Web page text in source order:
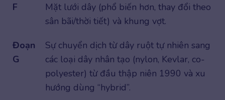
F
Mặt lưới dây (phổ biến hơn, thay đổi theo
sân bãi/thời tiết) và khung vợt.
Đoạn
G
Sự chuyển dịch từ dây ruột tự nhiên sang
các loại dây nhân tạo (nylon, Kevlar, co-
polyester) từ đầu thập niên 1990 và xu
hướng dùng “hybrid”.